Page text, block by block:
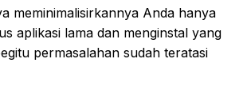
meminimalisirkannya Anda hanya
aplikasi lama dan menginstal yang
permasalahan sudah teratasi